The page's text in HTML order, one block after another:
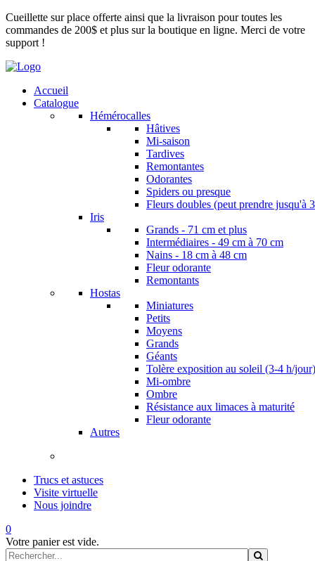
Cueillette sur place offerte ainsi que la livraison pour toutes les
commandes de 200$ et plus sur la boutique en ligne. Merci de votre
support !
Accueil
Catalogue
Hémérocalles
Hâtives
Mi-saison
Tardives
Remontantes
Odorantes
Spiders ou presque
Fleurs doubles (peut prendre jusqu'à
Iris
Grands - 71 cm et plus
Intermédiaires - 49 cm à 70 cm
Nains - 18 cm à 48 cm
Fleur odorante
Remontants
Hostas
Miniatures
Petits
Moyens
Grands
Géants
Tolère exposition au soleil (3-4 h/jour)
Mi-ombre
Ombre
Résistance aux limaces à maturité
Fleur odorante
Autres
Trucs et astuces
Visite virtuelle
Nous joindre
0
Votre panier est vide.